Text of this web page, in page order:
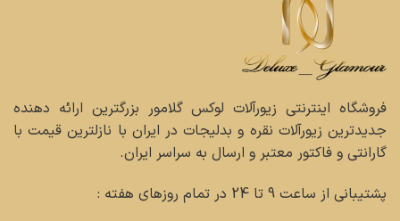
فروشگاه اینترنتی زیورآلات لوکس گلامور بزرگترین ارائه دهنده
جدیدترین زیورآلات نقره و بدلیجات در ایران با نازلترین قیمت با
گارانتی و فاکتور معتبر و ارسال به سراسر ایران.
پشتیبانی از ساعت 9 تا 24 در تمام روزهای هفته :